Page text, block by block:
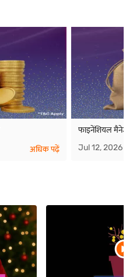
अधिक पढ़ें
फाइनेंशियल
Jul 12, 2026